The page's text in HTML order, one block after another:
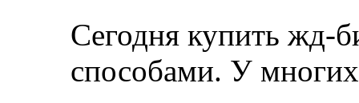
Сегодня купить жд-
способами. У